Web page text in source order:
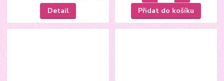
Detail
Přidat do košíku